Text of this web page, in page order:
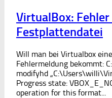
VirtualBox:
Festplattendatei
Will man bei Virtualbox
Fehlermeldung bekommt:
modifyhd
Progress state:
operation for this format...